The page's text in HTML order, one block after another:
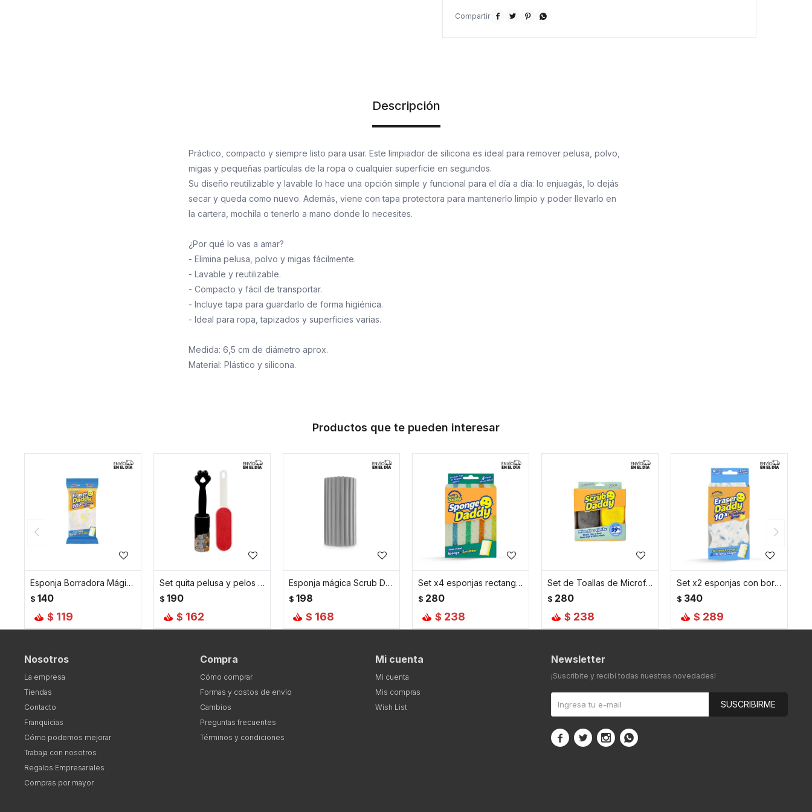
   
Descripción
Práctico, compacto y siempre listo para usar. Este limpiador de silicona es ideal para remover pelusa, polvo,
migas y pequeñas partículas de la ropa o cualquier superficie en segundos.
Su diseño reutilizable y lavable lo hace una opción simple y funcional para el día a día: lo enjuagás, lo dejás
secar y queda como nuevo. Además, viene con tapa protectora para mantenerlo limpio y poder llevarlo en
la cartera, mochila o tenerlo a mano donde lo necesites.
¿Por qué lo vas a amar?
- Elimina pelusa, polvo y migas fácilmente.
- Lavable y reutilizable.
- Compacto y fácil de transportar.
- Incluye tapa para guardarlo de forma higiénica.
- Ideal para ropa, tapizados y superficies varias.
Medida: 6,5 cm de diámetro aprox.
Material: Plástico y silicona.
Productos que te pueden interesar
Esponja Borradora Mágica Eraser Daddy de Scrub Daddy - Línea Essentials
$ 140
$ 119
Set quita pelusa y pelos de mascotas
$ 190
$ 162
Esponja mágica Scrub Daddy para limpiar polvo
$ 198
$ 168
Set x4 esponjas rectangulares Sponge Daddy combinadas
$ 280
$ 238
Set de Toallas de Microfibra Absorbentes Multiuso – 2 unidades
$ 280
$ 238
Set x2 esponjas con borrador Eraser Daddy
$ 340
$ 289
Nosotros
La empresa
Tiendas
Contacto
Franquicias
Cómo podemos mejorar
Trabaja con nosotros
Regalos Empresariales
Compras por mayor
Compra
Cómo comprar
Formas y costos de envío
Cambios
Preguntas frecuentes
Términos y condiciones
Mi cuenta
Mi cuenta
Mis compras
Wish List
Newsletter
¡Suscribite y recibí todas nuestras novedades!
SUSCRIBIRME
   